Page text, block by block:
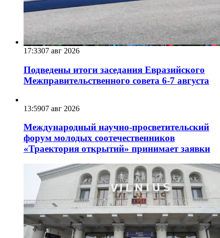
17:3307 авг 2026
Подведены итоги заседания Евразийского
Межправительственного совета 6-7 августа
13:5907 авг 2026
Международный научно-просветительский
форум молодых соотечественников
«Траектория открытий» принимает заявки